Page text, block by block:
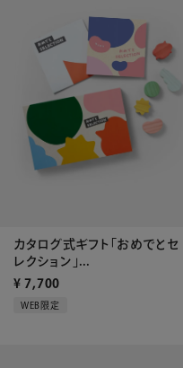
カタログ式ギフト「おめでとセ
レクション」...
¥ 7,700
WEB限定